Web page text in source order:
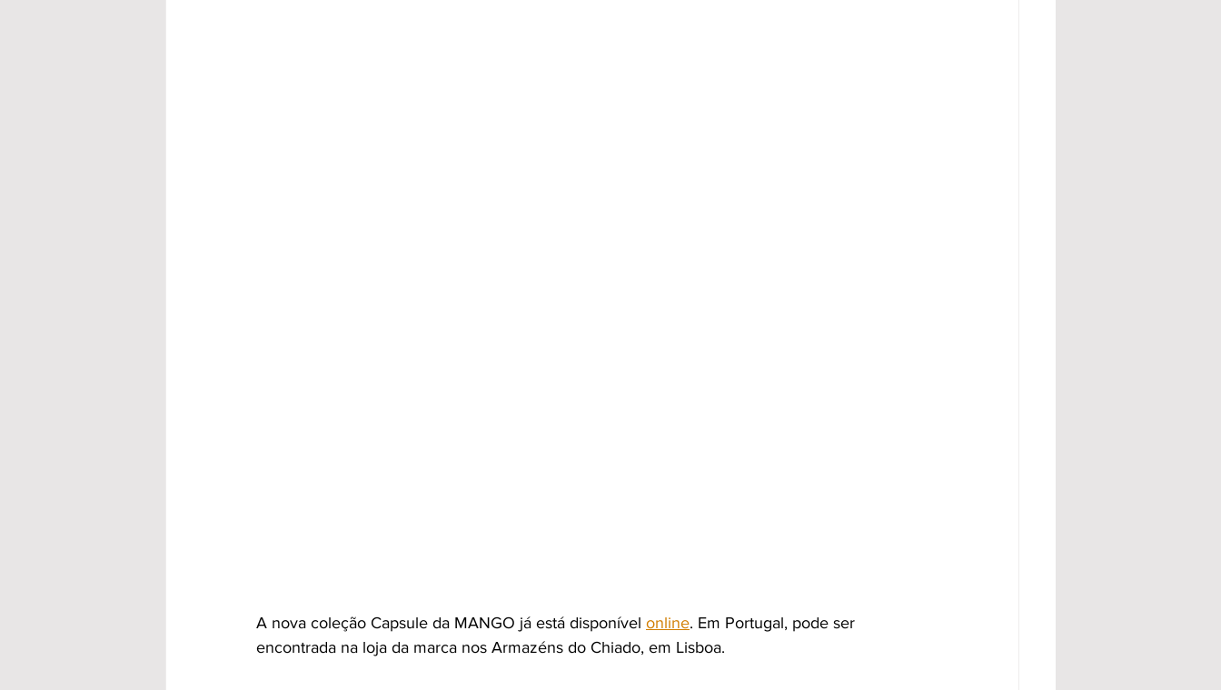
A nova coleção Capsule da MANGO já está disponível online. Em Portugal, pode ser
encontrada na loja da marca nos Armazéns do Chiado, em Lisboa.